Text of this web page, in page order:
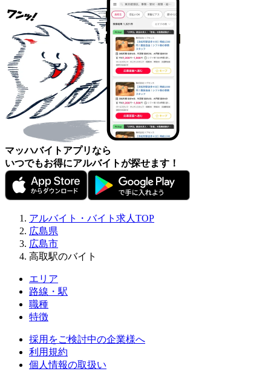
マッハバイトアプリなら
いつでもお得にアルバイトが探せます！
アルバイト・バイト求人TOP
広島県
広島市
高取駅のバイト
エリア
路線・駅
職種
特徴
採用をご検討中の企業様へ
利用規約
個人情報の取扱い